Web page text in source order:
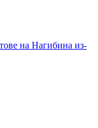
на Нагибина из-